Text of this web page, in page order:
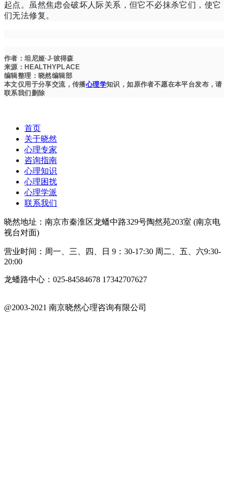
起点。虽然焦虑会破坏人际关系，但它不必抹杀它们，使它
们无法修复。
作者：坦尼娅·J·彼得森
来源：HEALTHYPLACE
编辑整理：晓然编辑部
本文仅用于分享交流，传播心理学知识，如原作者不愿在本平台发布，请
联系我们删除
首页
关于晓然
心理专家
咨询指南
心理知识
心理困扰
心理学派
联系我们
晓然地址：南京市秦淮区龙蟠中路329号陶然苑203室 (南京电
视台对面)
营业时间：周一、三、四、日 9：30-17:30 周二、五、六9:30-
20:00
龙蟠路中心：025-84584678 17342707627
@2003-2021 南京晓然心理咨询有限公司